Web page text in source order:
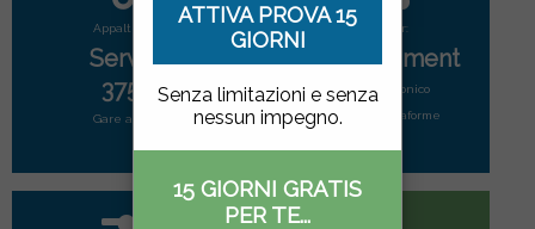
ATTIVA PROVA 15
GIORNI
Senza limitazioni e senza
nessun impegno.
15 GIORNI GRATIS
PER TE...
Appalti per:
Servizi
3752
Gare attive
Appalti per:
E-Procurement
Mercato elettonico
di tutte le piattaforme